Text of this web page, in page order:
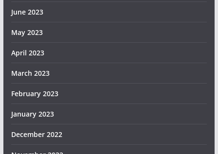
June 2023
May 2023
April 2023
March 2023
February 2023
January 2023
December 2022